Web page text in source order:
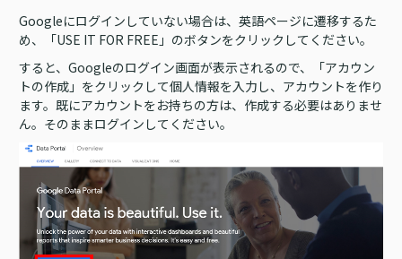
Googleにログインしていない場合は、英語ページに遷移するた
め、「USE IT FOR FREE」のボタンをクリックしてください。
すると、Googleのログイン画面が表示されるので、「アカウン
トの作成」をクリックして個人情報を入力し、アカウントを作り
ます。既にアカウントをお持ちの方は、作成する必要はありませ
ん。そのままログインしてください。